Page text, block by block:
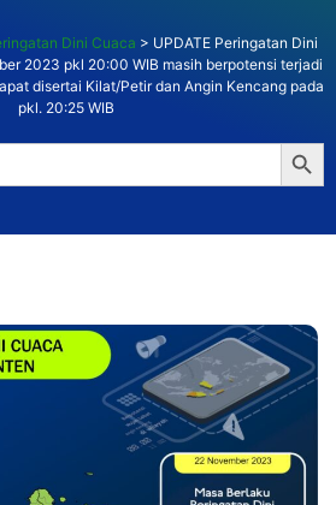
Dini Cuaca > UPDATE Peringatan Dini
2023 pkl 20:00 WIB masih berpotensi terjadi
disertai Kilat/Petir dan Angin Kencang pada
pkl. 20:25 WIB